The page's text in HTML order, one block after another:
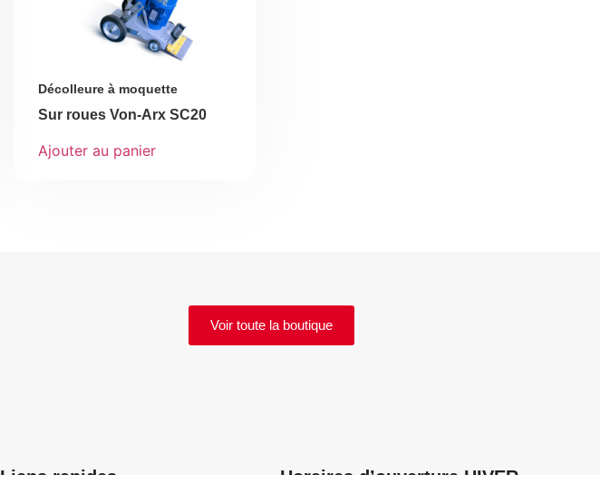
Décolleure à moquette
Sur roues Von-Arx SC20
Ajouter au panier
Voir toute la boutique
Liens rapides Horaires d’ouverture HIVER